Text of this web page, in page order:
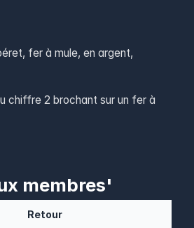
fer à mule, en argent,
chiffre 2 brochant sur un fer à
membres'
Retour